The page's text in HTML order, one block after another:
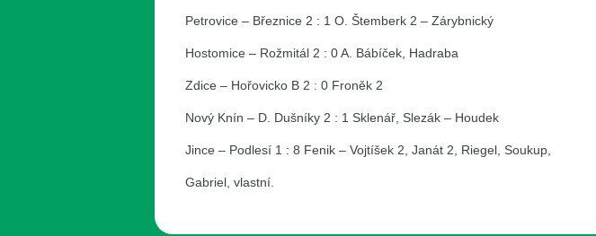
Petrovice – Březnice 2 : 1 O. Štemberk 2 – Zárybnický
Hostomice – Rožmitál 2 : 0 A. Bábíček, Hadraba
Zdice – Hořovicko B 2 : 0 Froněk 2
Nový Knín – D. Dušníky 2 : 1 Sklenář, Slezák – Houdek
Jince – Podlesí 1 : 8 Fenik – Vojtíšek 2, Janát 2, Riegel, Soukup,
Gabriel, vlastní.